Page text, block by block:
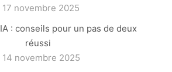
17 novembre 2025
: conseils pour un pas de deux
réussi
14 novembre 2025